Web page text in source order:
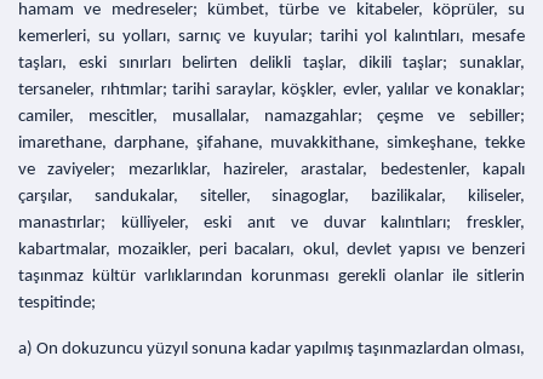
hamam ve medreseler; kümbet, türbe ve kitabeler, köprüler, su
kemerleri, su yolları, sarnıç ve kuyular; tarihi yol kalıntıları, mesafe
taşları, eski sınırları belirten delikli taşlar, dikili taşlar; sunaklar,
tersaneler, rıhtımlar; tarihi saraylar, köşkler, evler, yalılar ve konaklar;
camiler, mescitler, musallalar, namazgahlar; çeşme ve sebiller;
imarethane, darphane, şifahane, muvakkithane, simkeşhane, tekke
ve zaviyeler; mezarlıklar, hazireler, arastalar, bedestenler, kapalı
çarşılar, sandukalar, siteller, sinagoglar, bazilikalar, kiliseler,
manastırlar; külliyeler, eski anıt ve duvar kalıntıları; freskler,
kabartmalar, mozaikler, peri bacaları, okul, devlet yapısı ve benzeri
taşınmaz kültür varlıklarından korunması gerekli olanlar ile sitlerin
tespitinde;
a) On dokuzuncu yüzyıl sonuna kadar yapılmış taşınmazlardan olması,